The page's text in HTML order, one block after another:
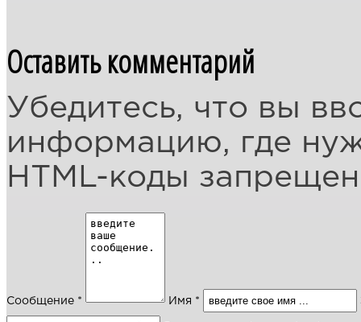
Оставить комментарий
Убедитесь, что вы
информацию, где
HTML-коды
Сообщение * Имя *